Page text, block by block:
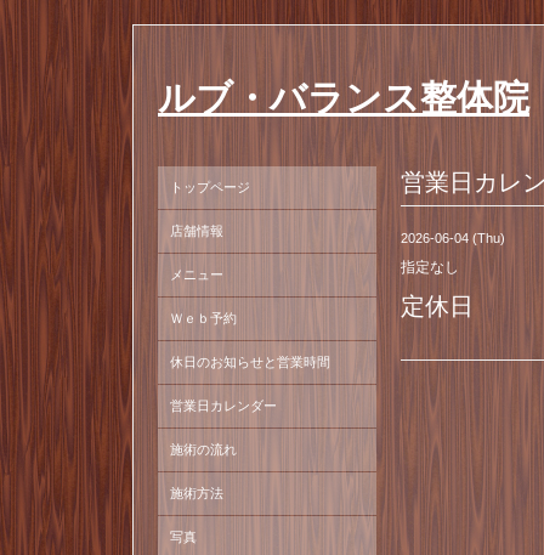
ルブ・バランス整体院
営業日カレ
2026-06-04 (Thu)
指定なし
定休日
トップページ
店舗情報
メニュー
Ｗｅｂ予約
休日のお知らせと営業時間
営業日カレンダー
施術の流れ
施術方法
写真